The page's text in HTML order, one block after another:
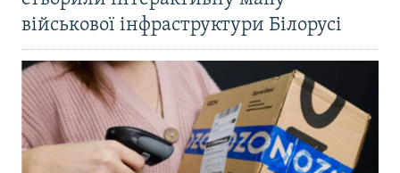
військової інфраструктури Білорусі